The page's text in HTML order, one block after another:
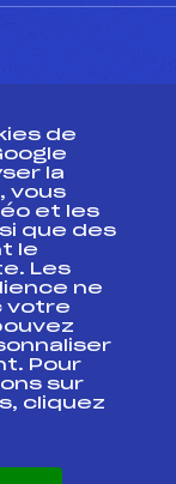
Suivi
de
la
vous
et les
que des
le
Les
ne
votre
Pour
sur
cliquez